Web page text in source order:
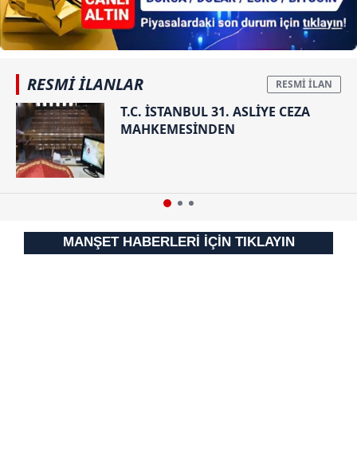
RESMİ İLANLAR
T.C. İSTANBUL 31. ASLİYE CEZA
MAHKEMESİNDEN
MANŞET HABERLERİ İÇİN TIKLAYIN